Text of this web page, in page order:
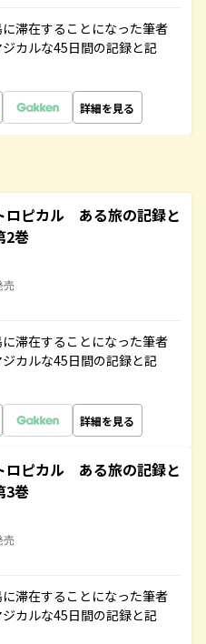
滞在することになった筆者
カルな45日間の記録と記
詳細を見る
ロピカル ある旅の記録と
巻
売
滞在することになった筆者
カルな45日間の記録と記
詳細を見る
ロピカル ある旅の記録と
巻
売
滞在することになった筆者
カルな45日間の記録と記